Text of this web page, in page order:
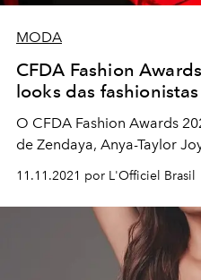
MODA
CFDA Fashion
looks das fashionistas
O CFDA Fashion Awards
de Zendaya, Anya-Taylor
11.11.2021 por L'Officiel Brasil